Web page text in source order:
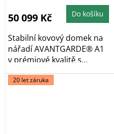
50 099 Kč Do košíku
Stabilní kovový domek na
nářadí AVANTGARDE® A1
v prémiové kvalitě s
pultovou...
20 let záruka